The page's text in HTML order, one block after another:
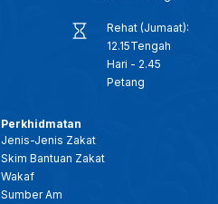
Rehat (Jumaat):
12.15Tengah
Hari - 2.45
Petang
Perkhidmatan
Jenis-Jenis Zakat
Skim Bantuan Zakat
Wakaf
Sumber Am